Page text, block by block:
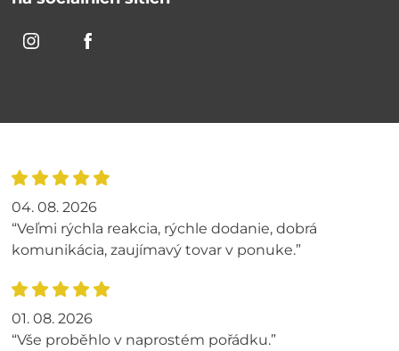
04. 08. 2026
“Veľmi rýchla reakcia, rýchle dodanie, dobrá
komunikácia, zaujímavý tovar v ponuke.”
01. 08. 2026
“Vše proběhlo v naprostém pořádku.”